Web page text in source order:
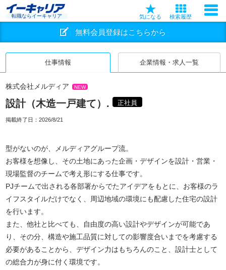
転職ならイーキャリア 気になる 検索履歴
無料会員登録はこちらから
仕事情報 企業情報・求人一覧
株式会社メルディア NEW
設計（木造一戸建て）. 正社員
掲載終了日： 2026/8/21
型がないのが、メルディアグループ流。
お客様を想像し、その土地にあった企画・デザインを設計・営業・
現場監督のチームで考え形にする仕事です。
PJチームで出される各部署からでたアイデアをもとに、お客様のラ
イフスタイルだけでなく、周辺地域の環境にも配慮した住宅の設計
を行います。
また、他社と比べても、自由度の高い設計やデザインが可能であ
り、その分、構造や施工品質に対しての影響度合いまでを考慮する
必要があることから、デザイン力はもちろんのこと、設計士として
の総合力が身に付く環境です。